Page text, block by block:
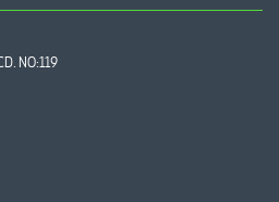
NO:119